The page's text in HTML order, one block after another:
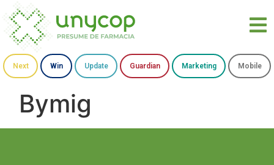
Next Win Update Guardian Marketing Mobile
Bymig